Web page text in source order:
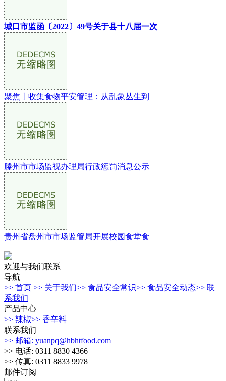
城口市监函〔2022〕49号关于县十八届一次
聚焦丨收集食物平安管理：从乱象丛生到
滕州市市场监视办理局行政惩罚消息公示
贵州省盘州市市场监管局开展校园食堂食
欢迎与我们联系
导航
>> 首页 >> 关于我们>> 食品安全常识>> 食品安全动态>> 联
系我们
产品中心
>> 辣椒>> 香辛料
联系我们
>> 邮箱: yuanpq@hbhtfood.com
>> 电话: 0311 8830 4366
>> 传真: 0311 8833 9978
邮件订阅